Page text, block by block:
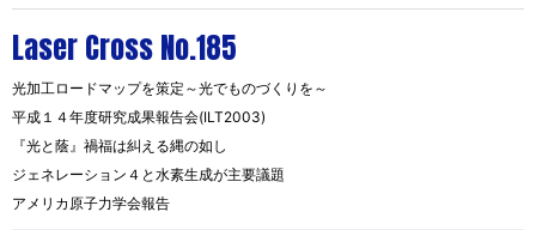
Laser Cross No.185
光加工ロードマップを策定～光でものづくりを～
平成１４年度研究成果報告会(ILT2003)
『光と蔭』禍福は糾える縄の如し
ジェネレーション４と水素生成が主要議題
アメリカ原子力学会報告